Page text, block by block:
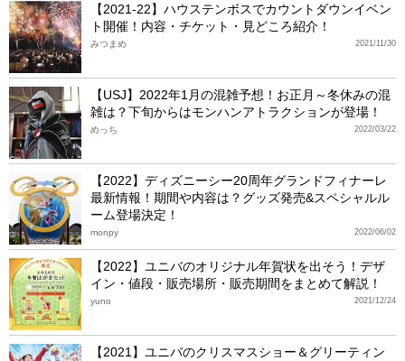
【2021-22】ハウステンボスでカウントダウンイベン
ト開催！内容・チケット・見どころ紹介！
2021/11/30
みつまめ
【USJ】2022年1月の混雑予想！お正月～冬休みの混
雑は？下旬からはモンハンアトラクションが登場！
2022/03/22
めっち
【2022】ディズニーシー20周年グランドフィナーレ
最新情報！期間や内容は？グッズ発売&スペシャルル
ーム登場決定！
2022/06/02
monpy
【2022】ユニバのオリジナル年賀状を出そう！デザ
イン・値段・販売場所・販売期間をまとめて解説！
2021/12/24
yuno
【2021】ユニバのクリスマスショー＆グリーティン